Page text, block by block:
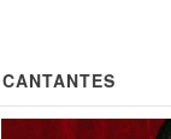
CANTANTES